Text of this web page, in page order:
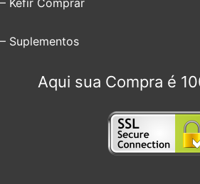
– Suplementos
Aqui sua Compra é